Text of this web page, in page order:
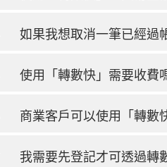
如果我想取消一筆已經過
使用「轉數快」需要收費
商業客戶可以使用「轉數
我需要先登記才可透過轉